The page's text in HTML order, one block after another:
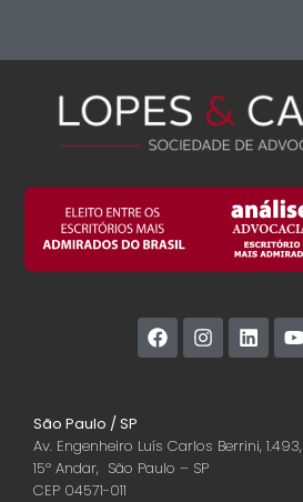
São Paulo / SP
Av. Engenheiro Luís Carlos Berrini, 1.493,
15º Andar, São Paulo – SP
CEP 04571-011